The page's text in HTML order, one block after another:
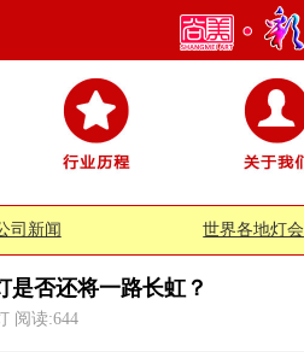
司新闻 世界各地灯会
是否还将一路长虹？
阅读:644